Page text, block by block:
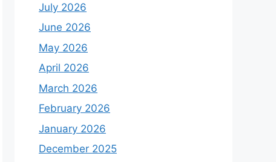
July 2026
June 2026
May 2026
April 2026
March 2026
February 2026
January 2026
December 2025